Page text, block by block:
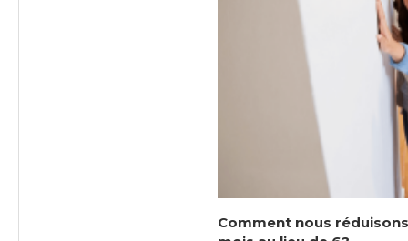
Comment nous